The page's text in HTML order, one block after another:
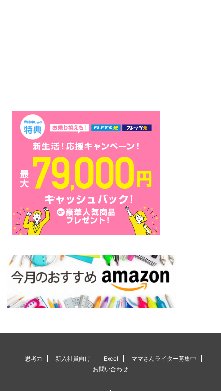
思考力 新入社員向け Excel
ママさんライター募集中
お問い合わせ